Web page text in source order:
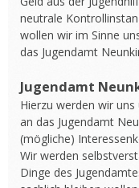
neutrale
wollen wir im Sinne
das Jugendamt
Jugendamt
Hierzu werden wir
an das Jugendamt
(mögliche)
Wir werden
Dinge des